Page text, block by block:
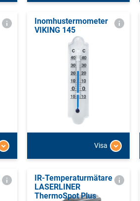
Inomhustermometer
VIKING 145
Visa
IR-Temperaturmätare
LASERLINER
ThermoSpot Plus